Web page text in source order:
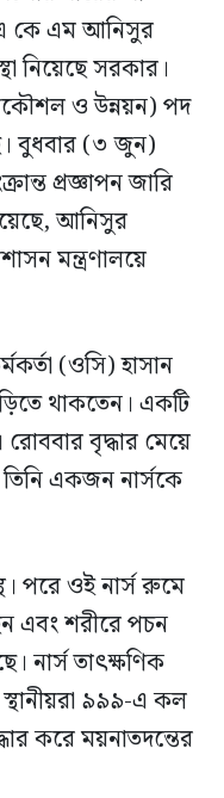
এ কে এম আনিসুর
নিয়েছে সরকার।
ও উন্নয়ন) পদ
বুধবার (৩ জুন)
প্রজ্ঞাপন জারি
আনিসুর
মন্ত্রণালয়ে
(ওসি) হাসান
থাকতেন। একটি
বৃদ্ধার মেয়ে
একজন নার্সকে
পরে ওই নার্স রুমে
এবং শরীরে পচন
নার্স তাৎক্ষণিক
৯৯৯-এ কল
করে ময়নাতদন্তের